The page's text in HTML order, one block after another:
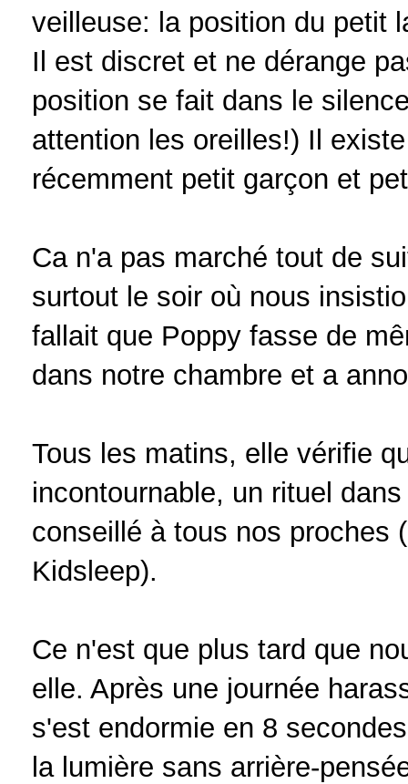
veilleuse: la position du petit
Il est discret et ne dérange
position se fait dans le
attention les oreilles!) Il
récemment petit garçon et
Ca n'a pas marché tout de
surtout le soir où nous
fallait que Poppy fasse de
dans notre chambre et a
Tous les matins, elle vérifie
incontournable, un rituel
conseillé à tous nos proches
Kidsleep).
Ce n'est que plus tard que
elle. Après une journée
s'est endormie en 8
la lumière sans arrière-